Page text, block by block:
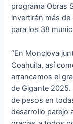
programa Obras
invertirán más
para los 38
“En Monclova
Coahuila, así
arrancamos el
de Gigante
de pesos en
desarrollo parejo